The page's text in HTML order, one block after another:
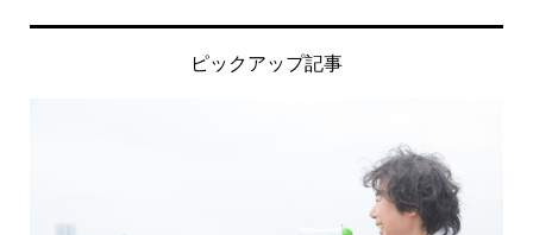
ピックアップ記事